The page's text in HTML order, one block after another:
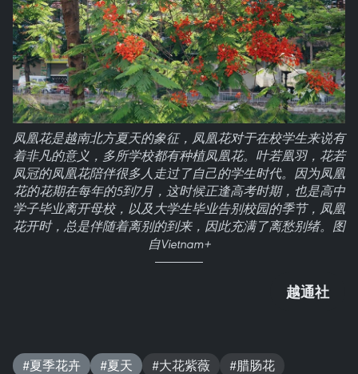
凤凰花是越南北方夏天的象征，凤凰花对于在校学生来说有
着非凡的意义，多所学校都有种植凤凰花。叶若凰羽，花若
凤冠的凤凰花陪伴很多人走过了自己的学生时代。因为凤凰
花的花期在每年的5到7月，这时候正逢高考时期，也是高中
学子毕业离开母校，以及大学生毕业告别校园的季节，凤凰
花开时，总是伴随着离别的到来，因此充满了离愁别绪。图
自Vietnam+
越通社
#夏季花卉 #夏天 #大花紫薇
#腊肠花